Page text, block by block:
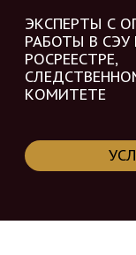
ЭКСПЕРТЫ С
РАБОТЫ В
РОСРЕЕСТРЕ,
КОМИТЕТЕ